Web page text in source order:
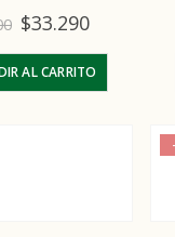
$33.290
AL CARRITO